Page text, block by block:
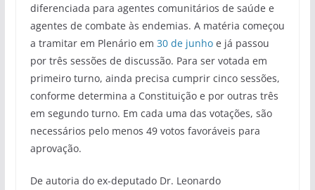
diferenciada para agentes comunitários de saúde e
agentes de combate às endemias. A matéria começou
a tramitar em Plenário em 30 de junhoe já passou
por três sessões de discussão. Para ser votada em
primeiro turno, ainda precisa cumprir cinco sessões,
conforme determina a Constituição e por outras três
em segundo turno. Em cada uma das votações, são
necessários pelo menos 49 votos favoráveis para
aprovação.
De autoria do ex-deputado Dr. Leonardo